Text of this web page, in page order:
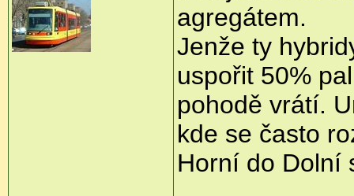
agregátem.
Jenže ty
uspořit 50%
pohodě vrátí.
kde se často
Horní do Dolní